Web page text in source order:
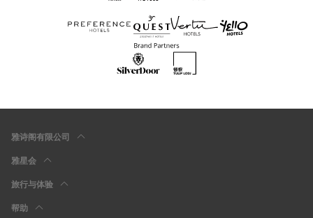
雅诗阁有限公司
雅星会
旅行与体验
帮助